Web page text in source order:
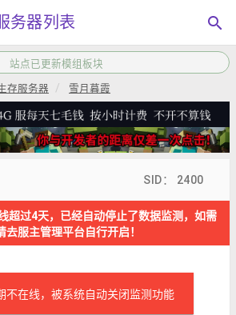
务器列表 search
群792034208，加群请备注“服主”
存服务器 雪月暮霞
SID： 2400
超过4天，已经自动停止了数据监测，如需
去服主管理平台自行开启！
不在线，被系统自动关闭监测功能